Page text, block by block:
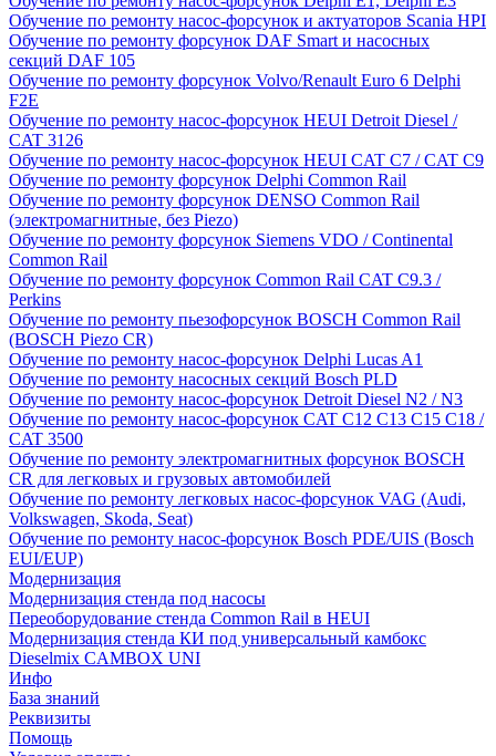
Обучение по ремонту насос-форсунок и актуаторов Scania HPI
Обучение по ремонту форсунок DAF Smart и насосных
секций DAF 105
Обучение по ремонту форсунок Volvo/Renault Euro 6 Delphi
F2E
Обучение по ремонту насос-форсунок HEUI Detroit Diesel /
CAT 3126
Обучение по ремонту насос-форсунок HEUI CAT C7 / CAT C9
Обучение по ремонту форсунок Delphi Common Rail
Обучение по ремонту форсунок DENSO Common Rail
(электромагнитные, без Piezo)
Обучение по ремонту форсунок Siemens VDO / Continental
Common Rail
Обучение по ремонту форсунок Common Rail CAT C9.3 /
Perkins
Обучение по ремонту пьезофорсунок BOSCH Common Rail
(BOSCH Piezo CR)
Обучение по ремонту насос-форсунок Delphi Lucas A1
Обучение по ремонту насосных секций Bosch PLD
Обучение по ремонту насос-форсунок Detroit Diesel N2 / N3
Обучение по ремонту насос-форсунок CAT C12 C13 C15 C18 /
CAT 3500
Обучение по ремонту электромагнитных форсунок BOSCH
CR для легковых и грузовых автомобилей
Обучение по ремонту легковых насос-форсунок VAG (Audi,
Volkswagen, Skoda, Seat)
Обучение по ремонту насос-форсунок Bosch PDE/UIS (Bosch
EUI/EUP)
Модернизация
Модернизация стенда под насосы
Переоборудование стенда Common Rail в HEUI
Модернизация стенда КИ под универсальный камбокс
Dieselmix CAMBOX UNI
Инфо
База знаний
Реквизиты
Помощь